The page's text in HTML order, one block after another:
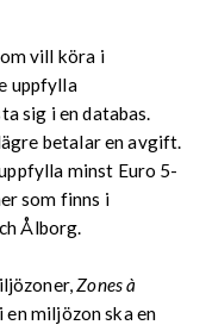
vill köra i
uppfylla
sig i en databas.
betalar en avgift.
minst Euro 5-
som finns i
Ålborg.
Zones à
en miljözon ska en